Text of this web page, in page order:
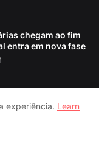
chegam ao fim
entra em nova fase
experiência. Learn